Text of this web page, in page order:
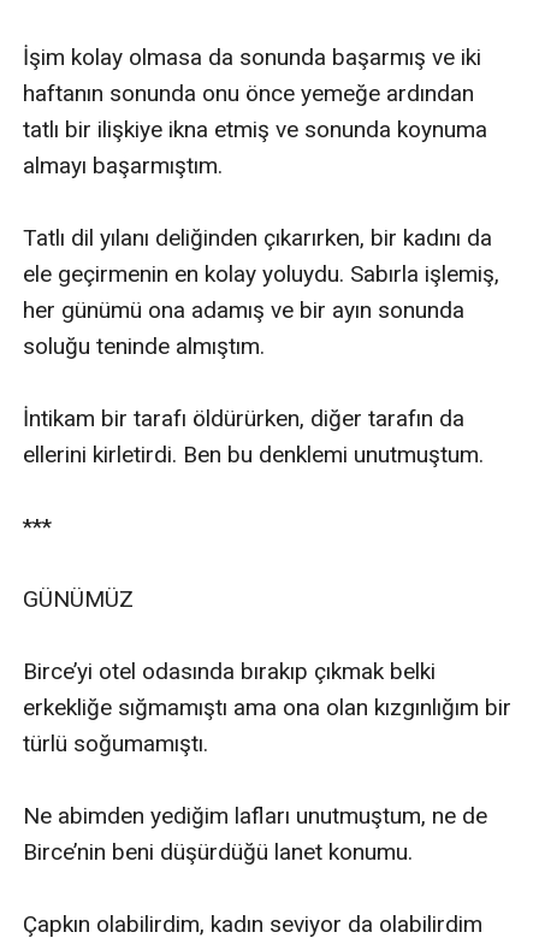
İşim kolay olmasa da sonunda başarmış ve iki
haftanın sonunda onu önce yemeğe ardından
tatlı bir ilişkiye ikna etmiş ve sonunda koynuma
almayı başarmıştım.
Tatlı dil yılanı deliğinden çıkarırken, bir kadını da
ele geçirmenin en kolay yoluydu. Sabırla işlemiş,
her günümü ona adamış ve bir ayın sonunda
soluğu teninde almıştım.
İntikam bir tarafı öldürürken, diğer tarafın da
ellerini kirletirdi. Ben bu denklemi unutmuştum.
***
GÜNÜMÜZ
Birce’yi otel odasında bırakıp çıkmak belki
erkekliğe sığmamıştı ama ona olan kızgınlığım bir
türlü soğumamıştı.
Ne abimden yediğim lafları unutmuştum, ne de
Birce’nin beni düşürdüğü lanet konumu.
Çapkın olabilirdim, kadın seviyor da olabilirdim